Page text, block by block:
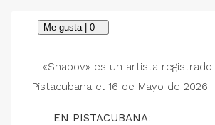
«Shapov» es un artista registrado
Pistacubana el 16 de Mayo de 2026.
EN PISTACUBANA: